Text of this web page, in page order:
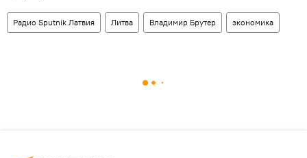
Радио Sputnik Латвия Литва Владимир Брутер экономика